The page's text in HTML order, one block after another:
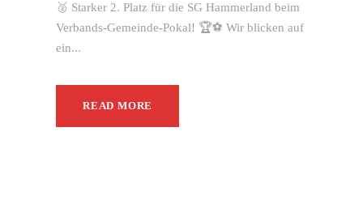
🥈 Starker 2. Platz für die SG Hammerland beim
Verbands-Gemeinde-Pokal! 🏆⚽ Wir blicken auf
ein...
READ MORE